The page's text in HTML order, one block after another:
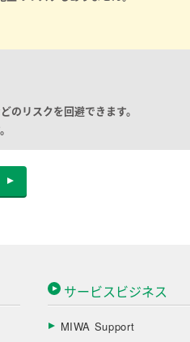
のリスクを回避できます。
サービスビジネス
MIWA Support